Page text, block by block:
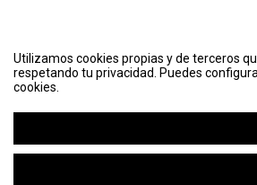
Utilizamos cookies propias y de terceros
respetando tu privacidad. Puedes
cookies.